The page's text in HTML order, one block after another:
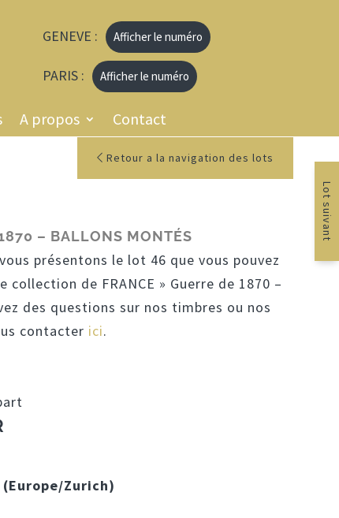
GENEVE : Afficher le numéro
PARIS : Afficher le numéro
A propos Contact
Retour a la navigation des lots
Lot suivant
– BALLONS MONTÉS
présentons le lot 46 que vous pouvez
de FRANCE » Guerre de 1870 –
des questions sur nos timbres ou nos
contacter ici.
Zurich)